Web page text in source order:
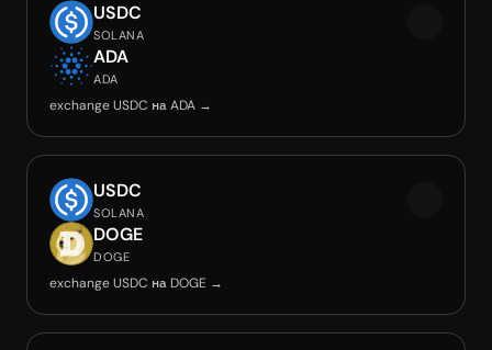
USDC
SOLANA
ADA
ADA
exchange USDC на ADA →
USDC
SOLANA
DOGE
DOGE
exchange USDC на DOGE →